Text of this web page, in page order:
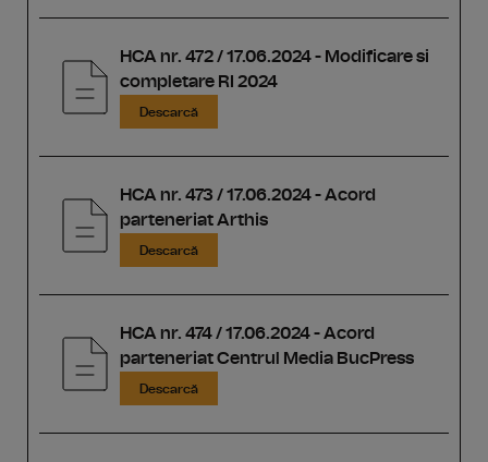
HCA nr. 472 / 17.06.2024 - Modificare si
completare RI 2024
Descarcă
HCA nr. 473 / 17.06.2024 - Acord
parteneriat Arthis
Descarcă
HCA nr. 474 / 17.06.2024 - Acord
parteneriat Centrul Media BucPress
Descarcă